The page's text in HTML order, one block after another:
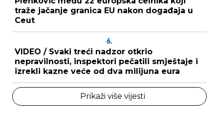
traže jačanje granica EU nakon događaja u
Ceut
6.
VIDEO / Svaki treći nadzor otkrio
nepravilnosti, inspektori pečatili smještaje i
izrekli kazne veće od dva milijuna eura
Prikaži više vijesti